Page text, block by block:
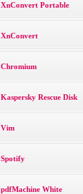
XnConvert Portable
XnConvert
Chromium
Kaspersky Rescue Disk
Vim
Spotify
pdfMachine White